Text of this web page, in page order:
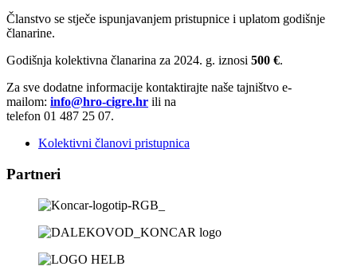
Članstvo se stječe ispunjavanjem pristupnice i uplatom godišnje
članarine.
Godišnja kolektivna članarina za 2024. g. iznosi 500 €.
Za sve dodatne informacije kontaktirajte naše tajništvo e-
mailom: info@hro-cigre.hr ili na
telefon 01 487 25 07.
Kolektivni članovi pristupnica
Partneri